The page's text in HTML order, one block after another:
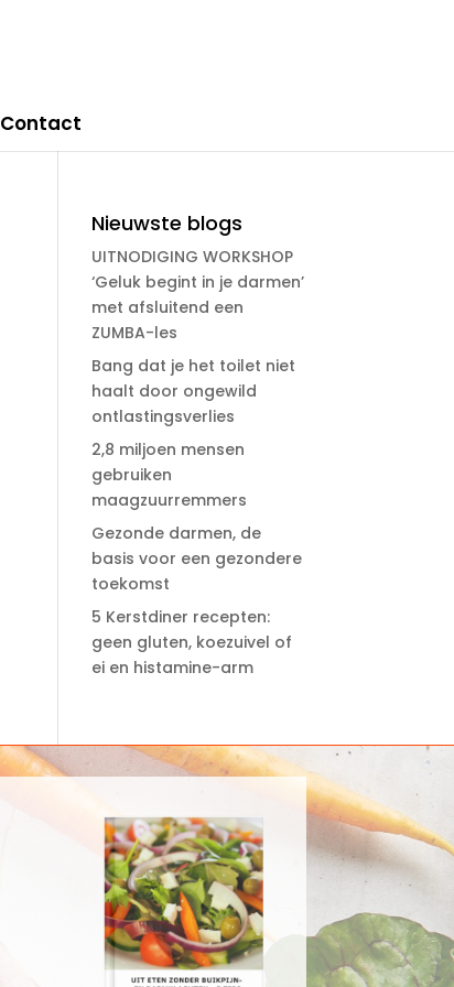
Contact
Nieuwste blogs
UITNODIGING WORKSHOP
‘Geluk begint in je darmen’
met afsluitend een
ZUMBA-les
Bang dat je het toilet niet
haalt door ongewild
ontlastingsverlies
2,8 miljoen mensen
gebruiken
maagzuurremmers
Gezonde darmen, de
basis voor een gezondere
toekomst
5 Kerstdiner recepten:
geen gluten, koezuivel of
ei en histamine-arm